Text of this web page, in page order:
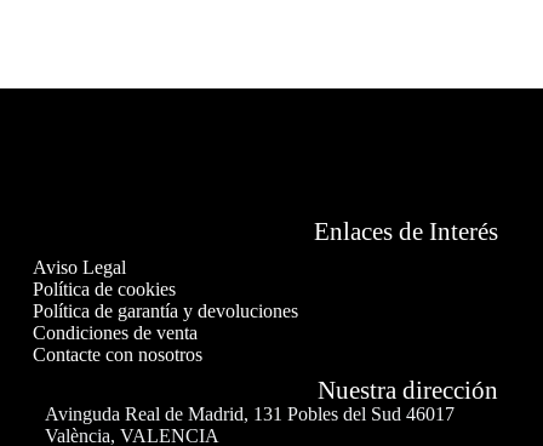
Enlaces de Interés
Aviso Legal
Política de cookies
Política de garantía y devoluciones
Condiciones de venta
Contacte con nosotros
Nuestra dirección
Avinguda Real de Madrid, 131 Pobles del Sud 46017
València, VALENCIA